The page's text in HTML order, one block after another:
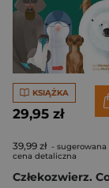
KSIĄŻKA
29,95 zł
39,99 zł - sugerowana
cena detaliczna